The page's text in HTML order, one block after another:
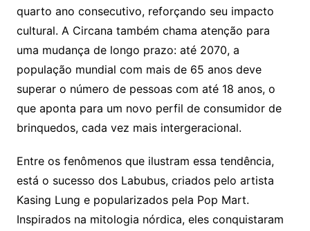
quarto ano consecutivo, reforçando seu impacto
cultural. A Circana também chama atenção para
uma mudança de longo prazo: até 2070, a
população mundial com mais de 65 anos deve
superar o número de pessoas com até 18 anos, o
que aponta para um novo perfil de consumidor de
brinquedos, cada vez mais intergeracional.
Entre os fenômenos que ilustram essa tendência,
está o sucesso dos Labubus, criados pelo artista
Kasing Lung e popularizados pela Pop Mart.
Inspirados na mitologia nórdica, eles conquistaram